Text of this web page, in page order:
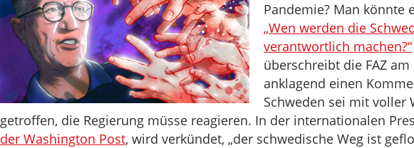
Pandemie? Man könnte
„Wen werden die
verantwortlich machen?“
überschreibt die FAZ
anklagend einen
Schweden sei mit voller
getroffen, die Regierung müsse reagieren. In der internationalen
der Washington Post, wird verkündet, „der schwedische Weg ist